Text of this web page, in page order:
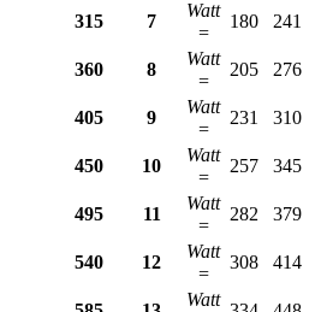
315 7
Watt
=
180 241
360 8
Watt
=
205 276
405 9
Watt
=
231 310
450 10
Watt
=
257 345
495 11
Watt
=
282 379
540 12
Watt
=
308 414
Watt